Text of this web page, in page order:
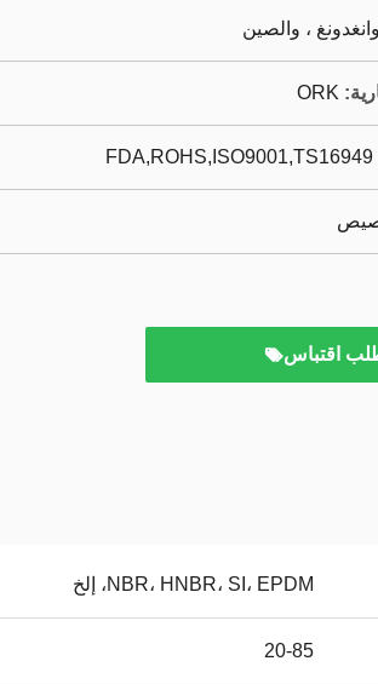
، والصين
ORK
FDA,ROHS,ISO9001,TS16949
اقتباس
NBR، HNBR، SI، EPDM، إلخ
20-85